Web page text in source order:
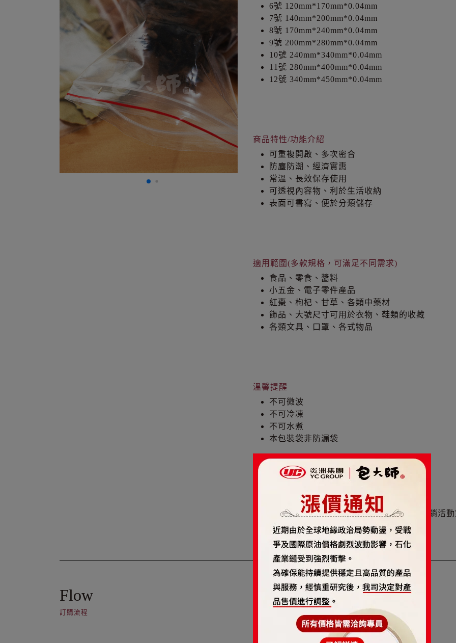
6號 120mm*170mm*0.04mm
7號 140mm*200mm*0.04mm
8號 170mm*240mm*0.04mm
9號 200mm*280mm*0.04mm
10號 240mm*340mm*0.04mm
11號 280mm*400mm*0.04mm
12號 340mm*450mm*0.04mm
商品特性/功能介紹
可重複開啟、多次密合
防塵防潮、經濟實惠
常溫、長效保存使用
可透視內容物、利於生活收納
表面可書寫、便於分類儲存
適用範圍(多款規格，可滿足不同需求)
食品、零食、醬料
小五金、電子零件產品
紅棗、枸杞、甘草、各類中藥材
飾品、大號尺寸可用於衣物、鞋類的收藏
各類文具、口罩、各式物品
溫馨提醒
不可微波
不可冷凍
不可水煮
本包裝袋非防漏袋
袋面印刷(企業識別、商品識別、商品特色、行銷活
Flow
訂購流程